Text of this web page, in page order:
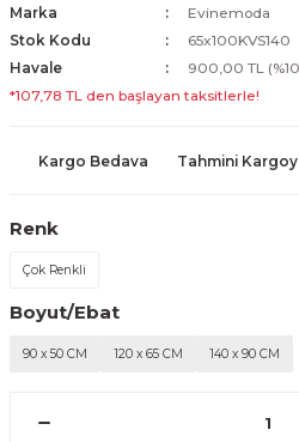
Marka
Evinemoda
Stok Kodu
65x100KVS140
Havale
900,00 TL
*107,78 TL den başlayan taksitlerle!
Kargo Bedava Tahmini
Renk
Çok Renkli
Boyut/Ebat
90 x 50 CM 120 x 65 CM 140 x 90 CM